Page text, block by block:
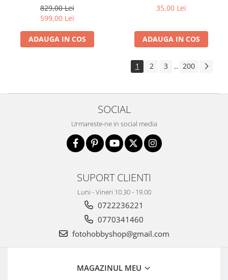
Aparate de colectie
Aparate foto de colectie reflex,
format 24x36mm
Aparate foto de colectie, cu burduf
Biobiective
Aparate foto de colectie , Stereo
Aparate foto de colectie -
Accesorii pt. aparate foto de
Aparate de colectie de tip Box-
Reviste, carti si software
Aparate foto SECOND HAND
Aparate foto Mirrorless (SH)
829,00 Lei
599,00 Lei
ADAUGA IN COS
35,00 Lei
ADAUGA IN COS
1 2 3 ... 200
SOCIAL
Urmareste-ne in social media
SUPORT CLIENTI
Luni - Vineri 10.30 - 19.00
0722236221
0770341460
fotohobbyshop@gmail.com
MAGAZINUL MEU